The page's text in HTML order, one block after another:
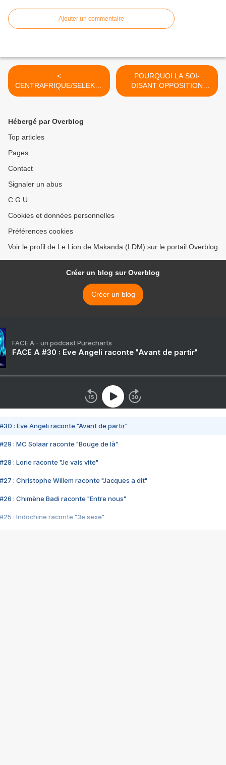
Ajouter un commentaire
<
CENTRAFRIQUE/SELEKA :
SASSOU OFFRE L'ASILE A
POURQUOI LA SOI-
DISANT OPPOSITION
CONGOLAISE NE
Hébergé par Overblog
Top articles
Pages
Contact
Signaler un abus
C.G.U.
Cookies et données personnelles
Préférences cookies
Voir le profil de Le Lion de Makanda (LDM) sur le portail Overblog
Créer un blog sur Overblog
Créer un blog
FACE A - un podcast Purecharts
FACE A #30 : Eve Angeli raconte "Avant de partir"
#30 : Eve Angeli raconte "Avant de partir"
#29 : MC Solaar raconte "Bouge de là"
#28 : Lorie raconte "Je vais vite"
#27 : Christophe Willem raconte "Jacques a dit"
#26 : Chimène Badi raconte "Entre nous"
#25 : Indochine raconte "3e sexe"